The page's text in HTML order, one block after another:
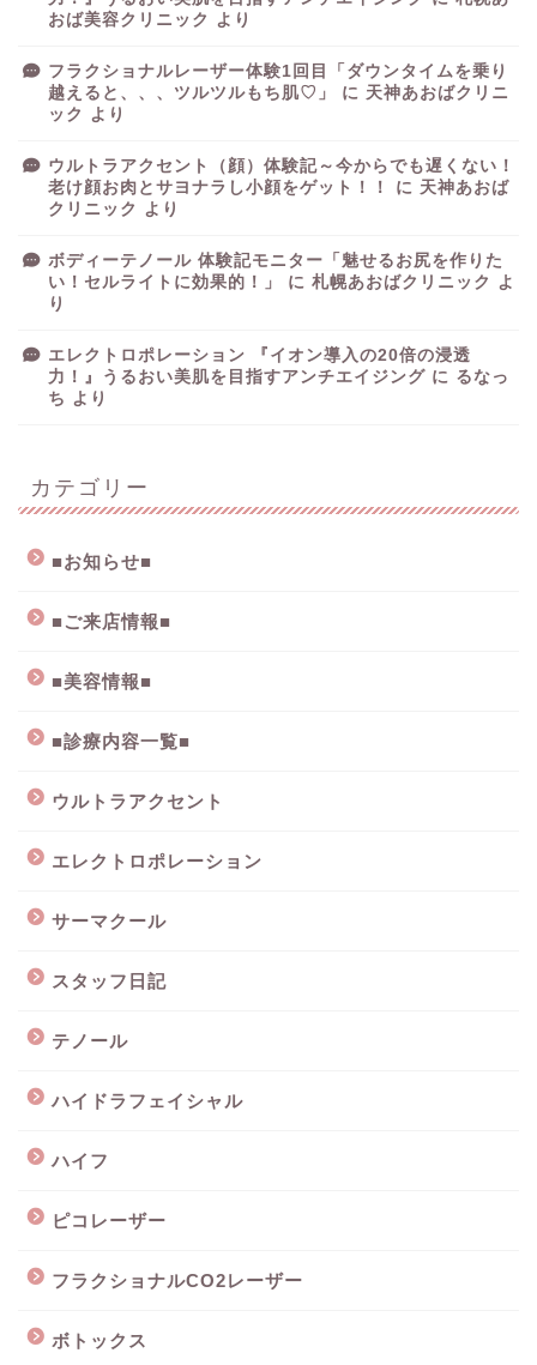
おば美容クリニック より
フラクショナルレーザー体験1回目「ダウンタイムを乗り
越えると、、、ツルツルもち肌♡」
に 天神あおばクリニ
ック より
ウルトラアクセント（顔）体験記～今からでも遅くない！
老け顔お肉とサヨナラし小顔をゲット！！
に 天神あおば
クリニック より
ボディーテノール 体験記モニター「魅せるお尻を作りた
い！セルライトに効果的！」
に 札幌あおばクリニック よ
り
エレクトロポレーション 『イオン導入の20倍の浸透
力！』うるおい美肌を目指すアンチエイジング に るなっ
ち より
カテゴリー
■お知らせ■
■ご来店情報■
■美容情報■
■診療内容一覧■
ウルトラアクセント
エレクトロポレーション
サーマクール
スタッフ日記
テノール
ハイドラフェイシャル
ハイフ
ピコレーザー
フラクショナルCO2レーザー
ボトックス